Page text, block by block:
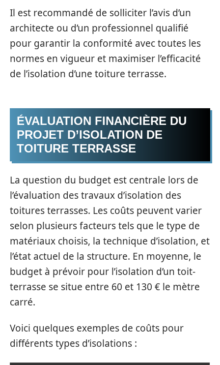
Il est recommandé de solliciter l’avis d’un
architecte ou d’un professionnel qualifié
pour garantir la conformité avec toutes les
normes en vigueur et maximiser l’efficacité
de l’isolation d’une toiture terrasse.
ÉVALUATION FINANCIÈRE DU
PROJET D’ISOLATION DE
TOITURE TERRASSE
La question du budget est centrale lors de
l’évaluation des travaux d’isolation des
toitures terrasses. Les coûts peuvent varier
selon plusieurs facteurs tels que le type de
matériaux choisis, la technique d’isolation, et
l’état actuel de la structure. En moyenne, le
budget à prévoir pour l’isolation d’un toit-
terrasse se situe entre 60 et 130 € le mètre
carré.
Voici quelques exemples de coûts pour
différents types d’isolations :